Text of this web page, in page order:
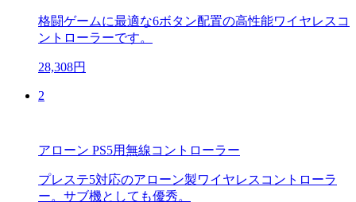
格闘ゲームに最適な6ボタン配置の高性能ワイヤレスコ
ントローラーです。
28,308円
2
アローン PS5用無線コントローラー
プレステ5対応のアローン製ワイヤレスコントローラ
ー。サブ機としても優秀。